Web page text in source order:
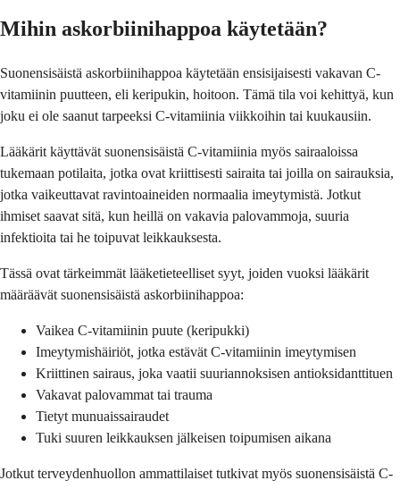
Mihin askorbiinihappoa käytetään?
Suonensisäistä askorbiinihappoa käytetään ensisijaisesti vakavan C-
vitamiinin puutteen, eli keripukin, hoitoon. Tämä tila voi kehittyä, kun
joku ei ole saanut tarpeeksi C-vitamiinia viikkoihin tai kuukausiin.
Lääkärit käyttävät suonensisäistä C-vitamiinia myös sairaaloissa
tukemaan potilaita, jotka ovat kriittisesti sairaita tai joilla on sairauksia,
jotka vaikeuttavat ravintoaineiden normaalia imeytymistä. Jotkut
ihmiset saavat sitä, kun heillä on vakavia palovammoja, suuria
infektioita tai he toipuvat leikkauksesta.
Tässä ovat tärkeimmät lääketieteelliset syyt, joiden vuoksi lääkärit
määräävät suonensisäistä askorbiinihappoa:
Vaikea C-vitamiinin puute (keripukki)
Imeytymishäiriöt, jotka estävät C-vitamiinin imeytymisen
Kriittinen sairaus, joka vaatii suuriannoksisen antioksidanttituen
Vakavat palovammat tai trauma
Tietyt munuaissairaudet
Tuki suuren leikkauksen jälkeisen toipumisen aikana
Jotkut terveydenhuollon ammattilaiset tutkivat myös suonensisäistä C-